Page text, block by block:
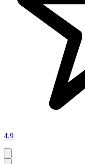
4.9